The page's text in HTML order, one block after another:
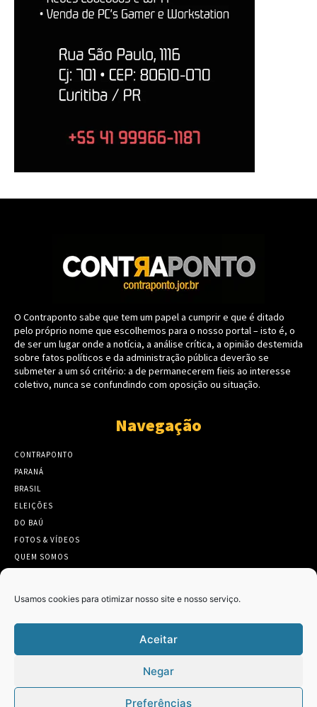
Usamos cookies para otimizar nosso site e nosso serviço.
Aceitar
Negar
Preferências
O Contraponto sabe que tem um papel a cumprir e que é ditado
pelo próprio nome que escolhemos para o nosso portal – isto é, o
de ser um lugar onde a notícia, a análise crítica, a opinião destemida
sobre fatos políticos e da administração pública deverão se
submeter a um só critério: a de permanecerem fieis ao interesse
coletivo, nunca se confundindo com oposição ou situação.
Navegação
CONTRAPONTO
PARANÁ
BRASIL
ELEIÇÕES
DO BAÚ
FOTOS & VÍDEOS
QUEM SOMOS
Twitter
Tweets by Contraponto_jor
Clique para aceitar os cookies marketing
e ativar este conteúdo